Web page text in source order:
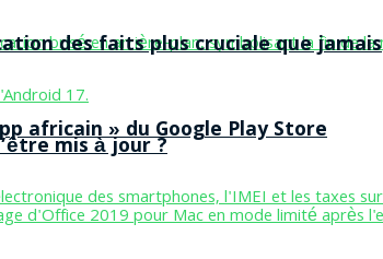
africain » du Google Play Store
des faits plus cruciale que jamais
mis à jour ?